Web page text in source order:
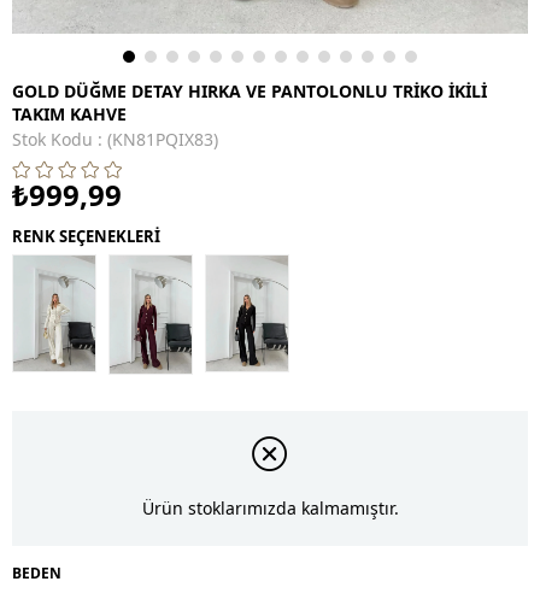
GOLD DÜĞME DETAY HIRKA VE PANTOLONLU TRİKO İKİLİ
TAKIM KAHVE
Stok Kodu
(KN81PQIX83)
₺999,99
RENK SEÇENEKLERİ
Ürün stoklarımızda kalmamıştır.
BEDEN